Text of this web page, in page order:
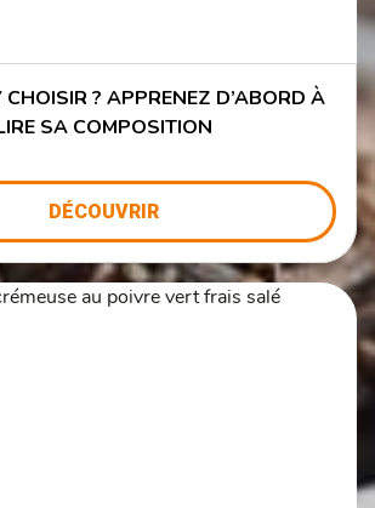
CHOISIR ? APPRENEZ D’ABORD À
SA COMPOSITION
DÉCOUVRIR